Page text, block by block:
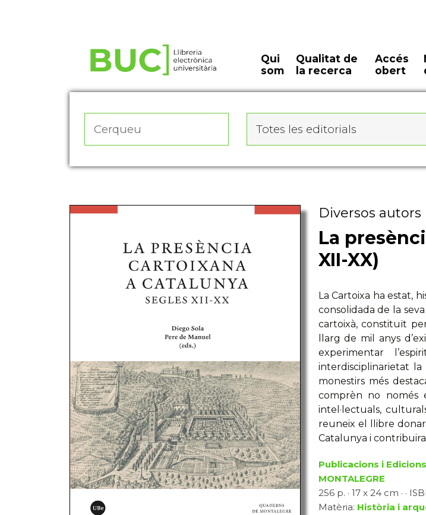
Qui
som
Qualitat de
la recerca
Accés
obert
Totes les editorials
Diversos autors
La
XII-XX)
La Cartoixa ha estat,
consolidada de la
cartoixà, constituït
llarg de mil anys
experimentar
interdisciplinarietat
monestirs més
comprèn no només
intel·lectuals,
reuneix el llibre
Catalunya i
Publicacions i
MONTALEGRE
256 p. · 17 x 24 cm · ·
Matèria: Història i